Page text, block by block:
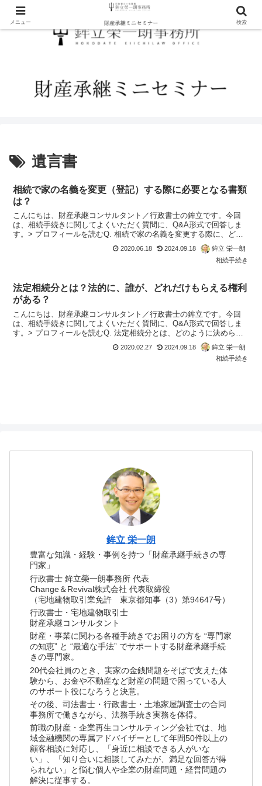
遺言書
相続で家の名義を変更（登記）する際に必要となる書類
は？
こんにちは、財産承継コンサルタント／行政書士の鉾立です。今回
は、相続手続きに関してよくいただく質問に、Q&A形式で回答しま
す。> プロフィールを読むQ. 相続で家の名義を変更する際に、どん
な書類が必要になるのでしょうか？母が亡くなり、実家の...
2020.06.18 2024.09.18
鉾立 栄一朗
相続手続き
法定相続分とは？法的に、誰が、どれだけもらえる権利
がある？
こんにちは、財産承継コンサルタント／行政書士の鉾立です。今回
は、相続手続きに関してよくいただく質問に、Q&A形式で回答しま
す。> プロフィールを読むQ. 法定相続分とは、どのように決められ
ているのでしょうか？法的に、誰が、どれだけもらえる権...
2020.02.27 2024.09.18
鉾立 栄一朗
相続手続き
鉾立 栄一朗
豊富な知識・経験・事例を持つ「財産承継手続きの専
門家」
行政書士 鉾立榮一朗事務所 代表
Change＆Revival株式会社 代表取締役
（宅地建物取引業免許 東京都知事（3）第94647号）
行政書士・宅地建物取引士
財産承継コンサルタント
財産・事業に関わる各種手続きでお困りの方を “専門家
の知恵” と “最適な手法” でサポートする財産承継手続
きの専門家。
20代会社員のとき、実家の金銭問題をそばで支えた体
験から、お金や不動産など財産の問題で困っている人
のサポート役になろうと決意。
その後、司法書士・行政書士・土地家屋調査士の合同
事務所で働きながら、法務手続き実務を体得。
前職の財産・企業再生コンサルティング会社では、地
域金融機関の専属アドバイザーとして年間50件以上の
顧客相談に対応し、「身近に相談できる人がいな
い」、「知り合いに相談してみたが、満足な回答が得
られない」と悩む個人や企業の財産問題・経営問題の
解決に従事する。
メニュー 検索